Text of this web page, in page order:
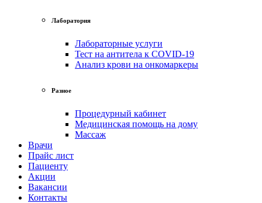
Лаборатория
Лабораторные услуги
Тест на антитела к COVID-19
Анализ крови на онкомаркеры
Разное
Процедурный кабинет
Медицинская помощь на дому
Массаж
Врачи
Прайс лист
Пациенту
Акции
Вакансии
Контакты